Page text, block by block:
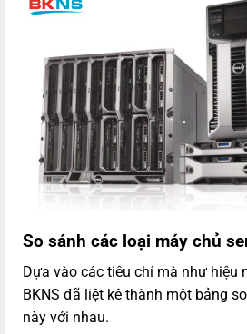
So sánh các loại máy chủ
Dựa vào các tiêu chí mà như hiệu
BKNS đã liệt kê thành một bảng
này với nhau.